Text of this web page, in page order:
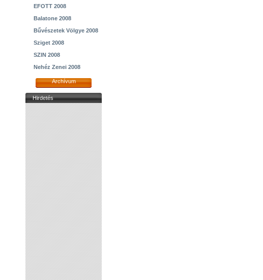
EFOTT 2008
Balatone 2008
Bűvészetek Völgye 2008
Sziget 2008
SZIN 2008
Nehéz Zenei 2008
Archívum
Hirdetés